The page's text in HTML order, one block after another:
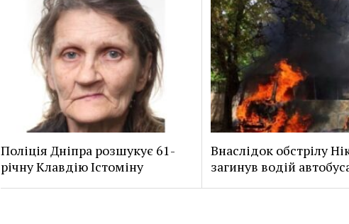
Поліція Дніпра розшукує 61-
річну Клавдію Істоміну
Внаслідок обстрілу
загинув водій